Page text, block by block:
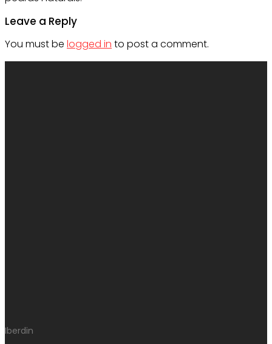
Leave a Reply
You must be logged in to post a comment.
Iberdin